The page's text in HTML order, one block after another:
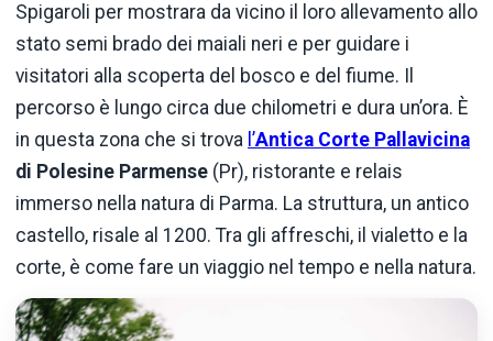
Spigaroli per mostrara da vicino il loro allevamento allo
stato semi brado dei maiali neri e per guidare i
visitatori alla scoperta del bosco e del fiume. Il
percorso è lungo circa due chilometri e dura un’ora. È
in questa zona che si trova l’Antica Corte Pallavicina
di Polesine Parmense (Pr), ristorante e relais
immerso nella natura di Parma. La struttura, un antico
castello, risale al 1200. Tra gli affreschi, il vialetto e la
corte, è come fare un viaggio nel tempo e nella natura.